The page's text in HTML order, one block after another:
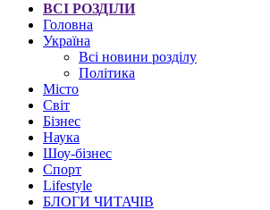
ВСІ РОЗДІЛИ
Головна
Україна
Всі новини розділу
Політика
Місто
Світ
Бізнес
Наука
Шоу-бізнес
Спорт
Lifestyle
БЛОГИ ЧИТАЧІВ